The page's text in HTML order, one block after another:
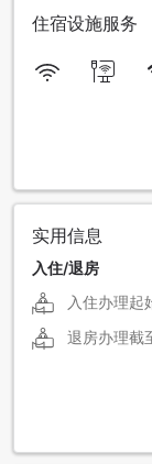
住宿设施服务
实用信息
入住/退房
入住办理起
退房办理截